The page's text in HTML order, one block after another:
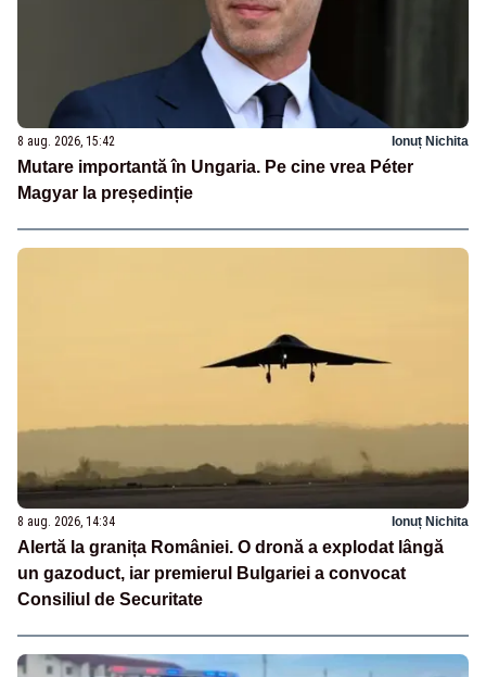
8 aug. 2026, 15:42 Ionuț Nichita
Mutare importantă în Ungaria. Pe cine vrea Péter
Magyar la președinție
8 aug. 2026, 14:34 Ionuț Nichita
Alertă la granița României. O dronă a explodat lângă
un gazoduct, iar premierul Bulgariei a convocat
Consiliul de Securitate